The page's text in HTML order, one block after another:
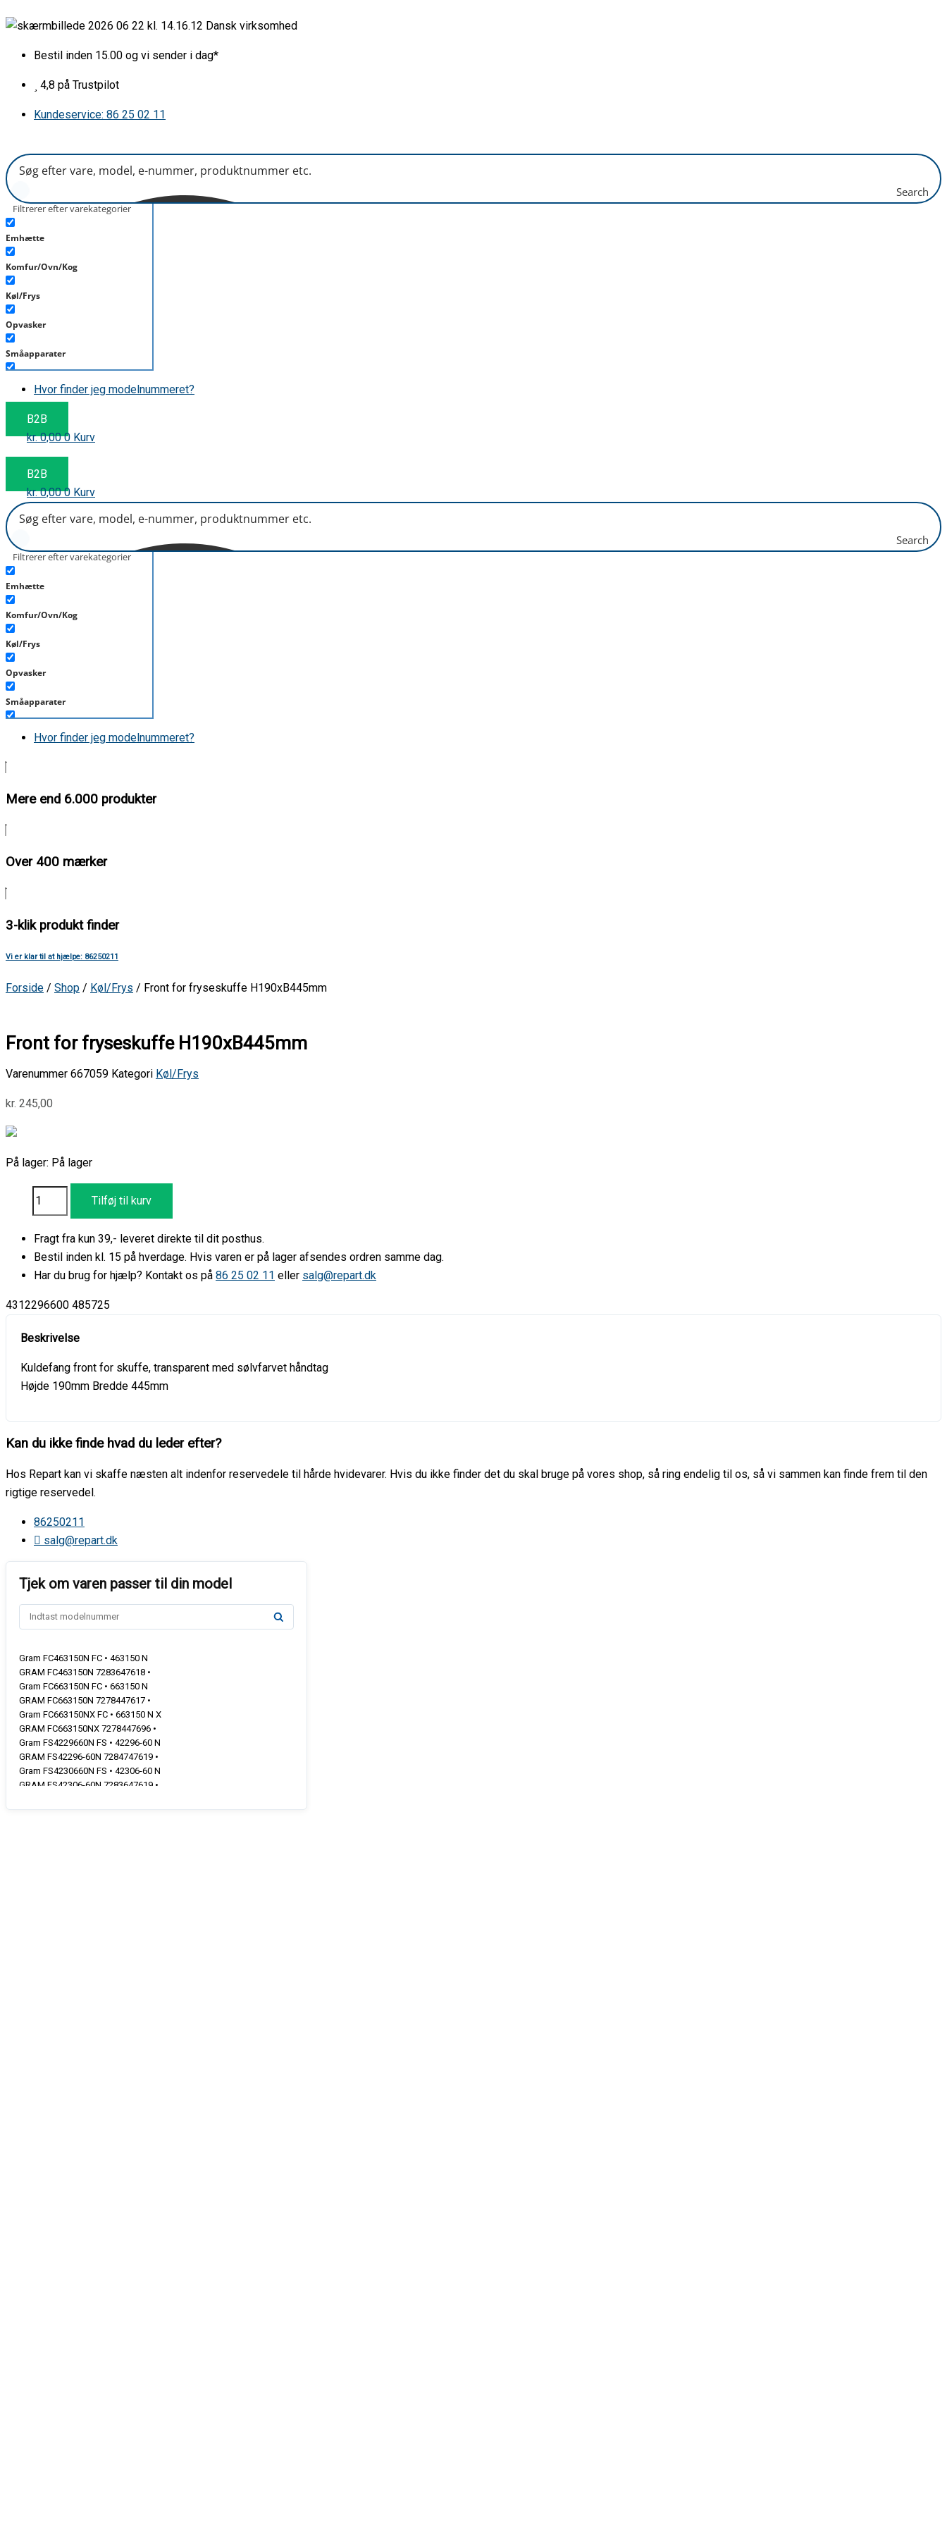
til
Dansk virksomhed
Bestil inden 15.00 og vi sender i dag*
4,8 på Trustpilot
Kundeservice: 86 25 02 11
Search
Filtrerer efter varekategorier
Emhætte
Komfur/Ovn/Kog
Køl/Frys
Opvasker
Småapparater
Støvsuger
Tilbehør/Plejemidler
Vaskemaskine
Hvor finder jeg modelnummeret?
B2B
kr.0,00 0 Kurv
B2B
kr.0,00 0 Kurv
Search
Filtrerer efter varekategorier
Emhætte
Komfur/Ovn/Kog
Køl/Frys
Opvasker
Småapparater
Støvsuger
Tørretumbler
Hvor finder jeg modelnummeret?
Mere end 6.000 produkter
Over 400 mærker
3-klik produkt finder
Vi er klar til at hjælpe: 86250211
Forside / Shop / Køl/Frys / Front for fryseskuffe H190xB445mm
Front for fryseskuffe H190xB445mm
Varenummer 667059 Kategori Køl/Frys
kr. 245,00
På lager: På lager
for
H190xB445mm
antal
Tilføj til kurv
Fragt fra kun 39,- leveret direkte til dit posthus.
Bestil inden kl. 15 på hverdage. Hvis varen er på lager afsendes ordren samme dag.
Har du brug for hjælp? Kontakt os på 86 25 02 11 eller salg@repart.dk
4312296600 485725
Kuldefang front for skuffe, transparent med sølvfarvet håndtag
Højde 190mm Bredde 445mm
Kan du ikke finde hvad du leder efter?
Hos Repart kan vi skaffe næsten alt indenfor reservedele til hårde hvidevarer. Hvis du ikke finder det du skal bruge på vores shop, så ring endelig til os, så vi sammen kan finde frem til den
rigtige reservedel.
86250211
salg@repart.dk
Gram FC463150N FC • 463150 N
GRAM FC463150N 7283647618 •
Gram FC663150N FC • 663150 N
GRAM FC663150N 7278447617 •
Gram FC663150NX FC • 663150 N X
GRAM FC663150NX 7278447696 •
Gram FS4229660N FS • 42296-60 N
GRAM FS42296-60N 7284747619 •
Gram FS4230660N FS • 42306-60 N
GRAM FS42306-60N 7283647619 •
GRAM FS42316-61N/1 7278447611 •